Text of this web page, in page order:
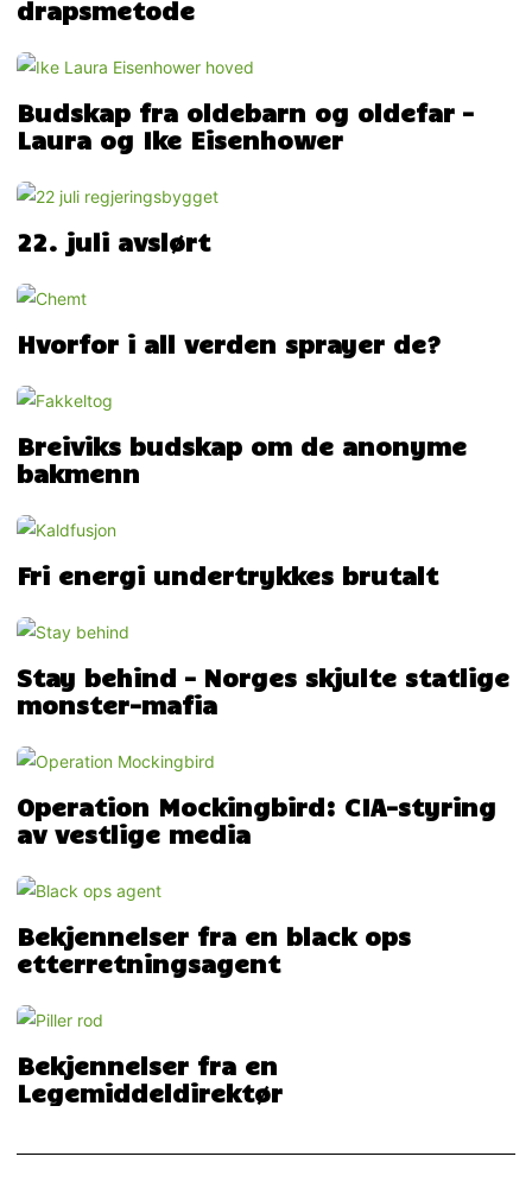
drapsmetode
Budskap fra oldebarn og oldefar –
Laura og Ike Eisenhower
22. juli avslørt
Hvorfor i all verden sprayer de?
Breiviks budskap om de anonyme
bakmenn
Fri energi undertrykkes brutalt
Stay behind – Norges skjulte statlige
monster-mafia
Operation Mockingbird: CIA-styring
av vestlige media
Bekjennelser fra en black ops
etterretningsagent
Bekjennelser fra en
Legemiddeldirektør